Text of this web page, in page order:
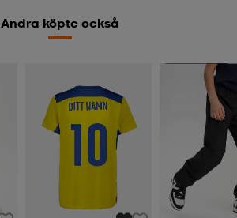
Andra köpte också
Kampanj -25%